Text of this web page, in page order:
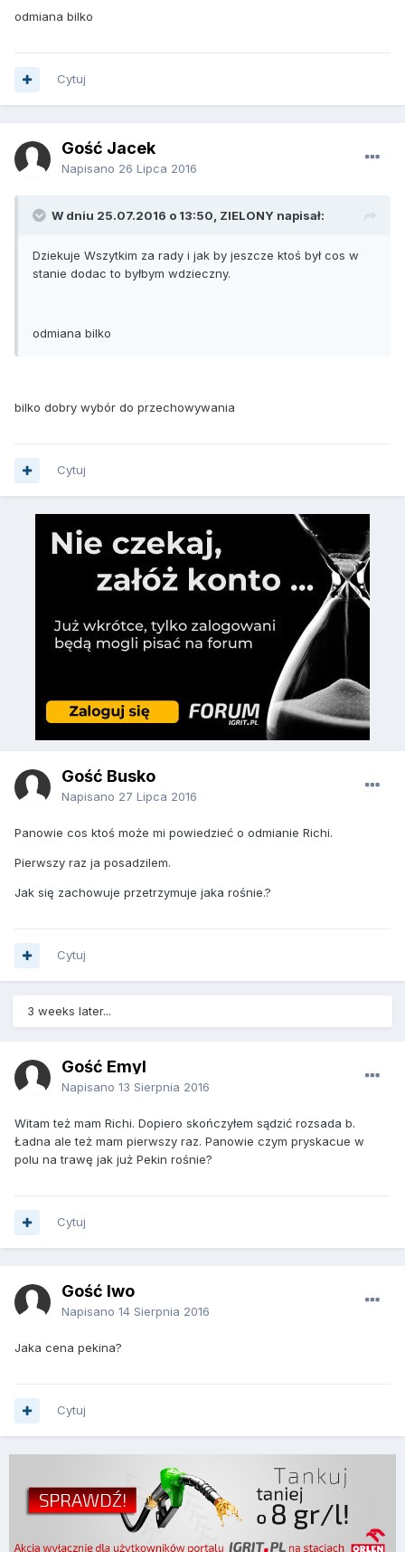
odmiana bilko
Cytuj
Gość Jacek
Napisano 26 Lipca 2016
W dniu 25.07.2016 o 13:50, ZIELONY napisał:
Dziekuje Wszytkim za rady i jak by jeszcze ktoś był cos w
stanie dodac to byłbym wdzieczny.
odmiana bilko
bilko dobry wybór do przechowywania
Cytuj
Gość Busko
Napisano 27 Lipca 2016
Panowie cos ktoś może mi powiedzieć o odmianie Richi.
Pierwszy raz ja posadzilem.
Jak się zachowuje przetrzymuje jaka rośnie.?
Cytuj
3 weeks later...
Gość Emyl
Napisano 13 Sierpnia 2016
Witam też mam Richi. Dopiero skończyłem sądzić rozsada b.
Ładna ale też mam pierwszy raz. Panowie czym pryskacue w
polu na trawę jak już Pekin rośnie?
Cytuj
Gość Iwo
Napisano 14 Sierpnia 2016
Jaka cena pekina?
Cytuj